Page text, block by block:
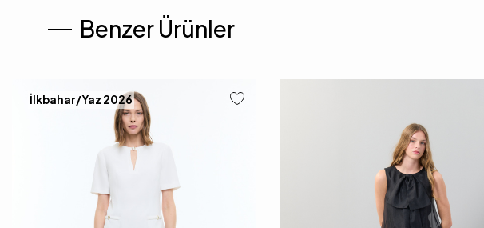
Benzer Ürünler
İlkbahar/Yaz 2026